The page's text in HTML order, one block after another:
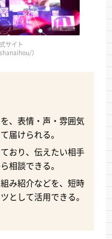
サイト
）
、表情・声・雰囲気
届けられる。
おり、伝えたい相手
相談できる。
み紹介などを、短時
として活用できる。